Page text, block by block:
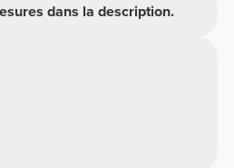
dans la description.